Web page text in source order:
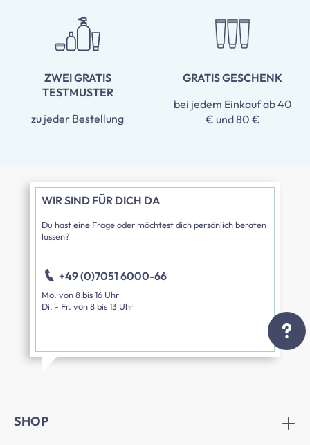
ZWEI GRATIS
TESTMUSTER
zu jeder Bestellung
GRATIS GESCHENK
bei jedem Einkauf ab 40
€ und 80 €
WIR SIND FÜR DICH DA
Du hast eine Frage oder möchtest dich persönlich beraten
lassen?
+49 (0)7051 6000-66
Mo. von 8 bis 16 Uhr
Di. - Fr. von 8 bis 13 Uhr
SHOP